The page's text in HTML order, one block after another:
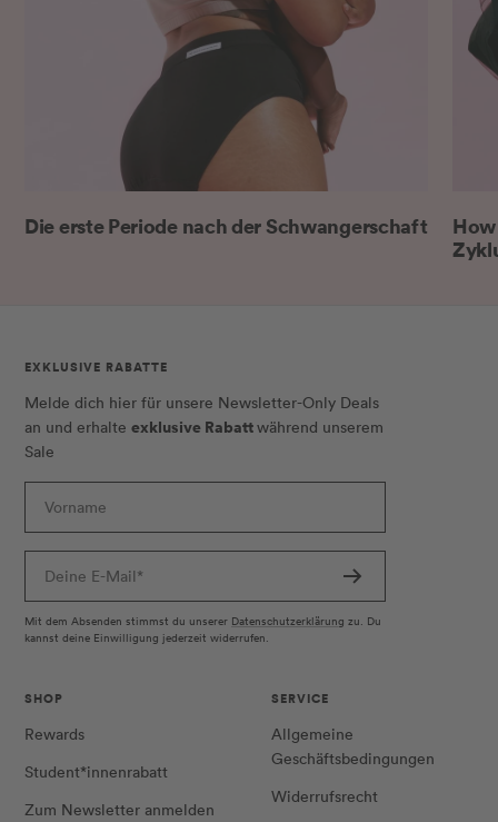
Die erste Periode nach der Schwangerschaft
EXKLUSIVE RABATTE
Melde dich hier für unsere Newsletter-Only Deals
an und erhalte exklusive Rabattwährend unserem
Sale
Vorname
Deine E-Mail*
Mit dem Absenden stimmst du unserer Datenschutzerklärung zu. Du
kannst deine Einwilligung jederzeit widerrufen.
SHOP
Rewards
Student*innenrabatt
Zum Newsletter anmelden
SERVICE
Allgemeine
Geschäftsbedingungen
Widerrufsrecht